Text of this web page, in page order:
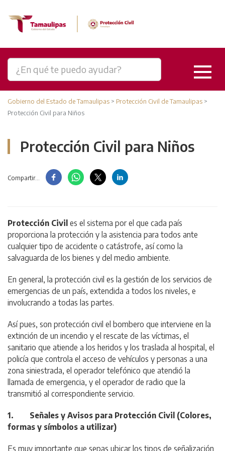
Gobierno del Estado de Tamaulipas > Protección Civil de Tamaulipas >
Protección Civil para Niños
Protección Civil para Niños
Compartir...
Protección Civil es el sistema por el que cada país
proporciona la protección y la asistencia para todos ante
cualquier tipo de accidente o catástrofe, así como la
salvaguarda de los bienes y del medio ambiente.
En general, la protección civil es la gestión de los servicios de
emergencias de un país, extendida a todos los niveles, e
involucrando a todas las partes.
Así pues, son protección civil el bombero que interviene en la
extinción de un incendio y el rescate de las víctimas, el
sanitario que atiende a los heridos y los traslada al hospital, el
policía que controla el acceso de vehículos y personas a una
zona siniestrada, el operador telefónico que atendió la
llamada de emergencia, y el operador de radio que la
transmitió al correspondiente servicio.
1. Señales y Avisos para Protección Civil (Colores,
formas y símbolos a utilizar)
Es muy importante que sepas ubicar los tipos de señalización